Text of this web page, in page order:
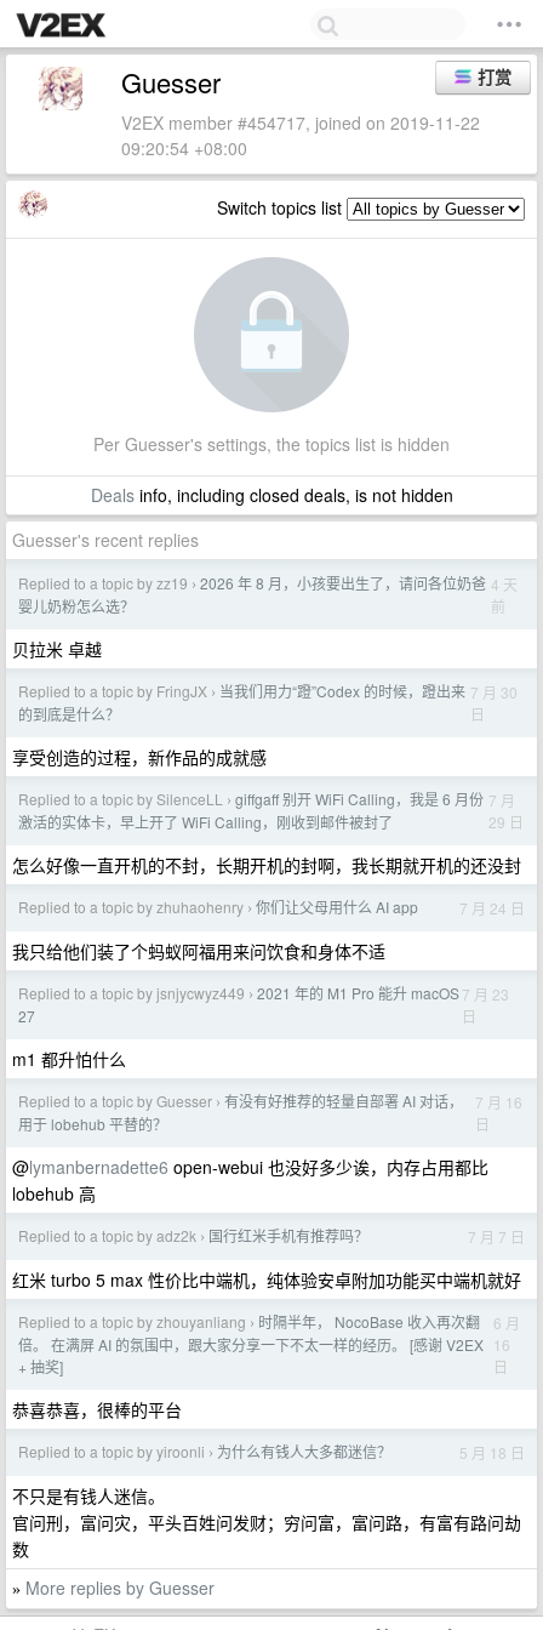
打赏
Guesser
V2EX member #454717, joined on 2019-11-22
09:20:54 +08:00
Switch topics list
Per Guesser's settings, the topics list is hidden
Dealsinfo, including closed deals, is not hidden
Guesser's recent replies
Replied to a topic by zz19 › 2026 年 8 月，小孩要出生了，请问各位奶爸
婴儿奶粉怎么选？
4 天
前
贝拉米 卓越
Replied to a topic by FringJX › 当我们用力“蹬”Codex 的时候，蹬出来
的到底是什么？
7 月 30
日
享受创造的过程，新作品的成就感
Replied to a topic by SilenceLL › giffgaff 别开 WiFi Calling，我是 6 月份
激活的实体卡，早上开了 WiFi Calling，刚收到邮件被封了
7 月
29 日
怎么好像一直开机的不封，长期开机的封啊，我长期就开机的还没封
Replied to a topic by zhuhaohenry › 你们让父母用什么 AI app 7 月 24 日
我只给他们装了个蚂蚁阿福用来问饮食和身体不适
Replied to a topic by jsnjycwyz449 › 2021 年的 M1 Pro 能升 macOS
27
7 月 23
日
m1 都升怕什么
Replied to a topic by Guesser › 有没有好推荐的轻量自部署 AI 对话，
用于 lobehub 平替的？
7 月 16
日
@lymanbernadette6 open-webui 也没好多少诶，内存占用都比
lobehub 高
Replied to a topic by adz2k › 国行红米手机有推荐吗？ 7 月 7 日
红米 turbo 5 max 性价比中端机，纯体验安卓附加功能买中端机就好
Replied to a topic by zhouyanliang › 时隔半年， NocoBase 收入再次翻
倍。 在满屏 AI 的氛围中，跟大家分享一下不太一样的经历。 [感谢 V2EX
+ 抽奖]
6 月
16
日
恭喜恭喜，很棒的平台
Replied to a topic by yiroonli › 为什么有钱人大多都迷信？ 5 月 18 日
不只是有钱人迷信。
官问刑，富问灾，平头百姓问发财；穷问富，富问路，有富有路问劫
数‌
» More replies by Guesser